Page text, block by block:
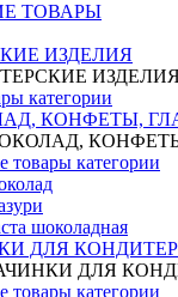
ТОВАРЫ
ИЗДЕЛИЯ
категории
КОНФЕТЫ,
товары категории
шоколадная
ДЛЯ
ДЛЯ
товары категории